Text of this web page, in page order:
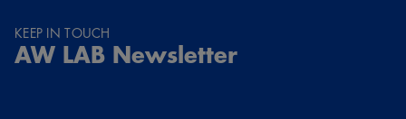
KEEP IN TOUCH
AW LAB Newsletter